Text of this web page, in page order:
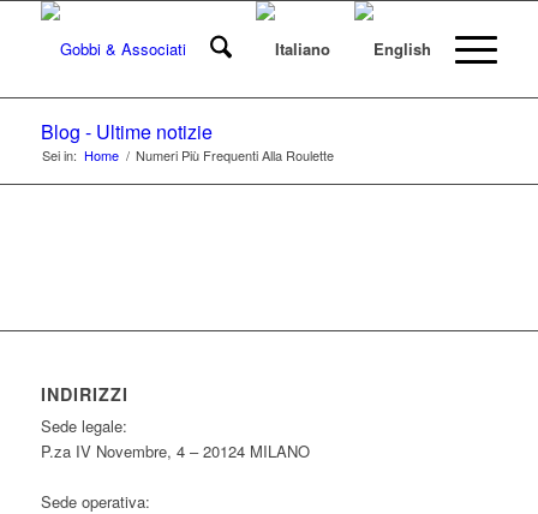
Blog - Ultime notizie
Sei in: Home / Numeri Più Frequenti Alla Roulette
INDIRIZZI
Sede legale:
P.za IV Novembre, 4 – 20124 MILANO
Sede operativa: